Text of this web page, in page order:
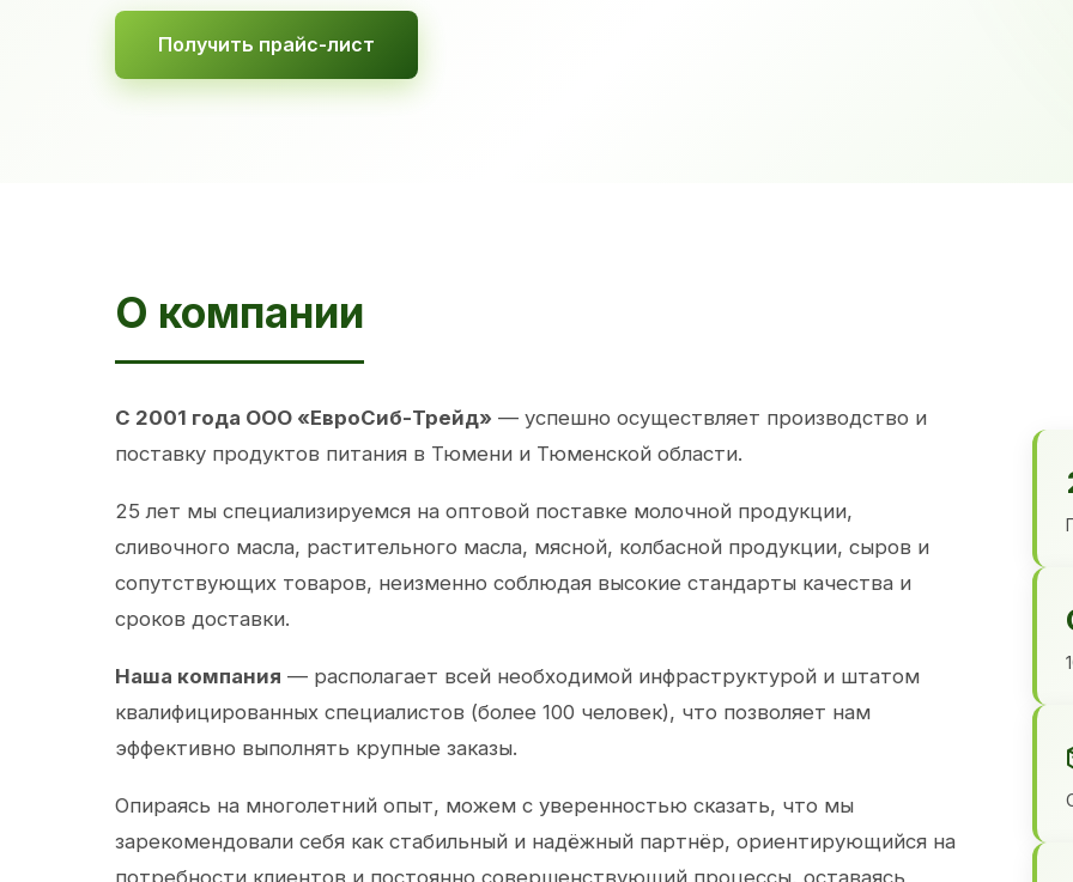
Получить прайс-лист
О компании
С 2001 года ООО «ЕвроСиб-Трейд» — успешно осуществляет производство и
поставку продуктов питания в Тюмени и Тюменской области.
25 лет мы специализируемся на оптовой поставке молочной продукции,
сливочного масла, растительного масла, мясной, колбасной продукции, сыров и
сопутствующих товаров, неизменно соблюдая высокие стандарты качества и
сроков доставки.
Наша компания — располагает всей необходимой инфраструктурой и штатом
квалифицированных специалистов (более 100 человек), что позволяет нам
эффективно выполнять крупные заказы.
Опираясь на многолетний опыт, можем с уверенностью сказать, что мы
зарекомендовали себя как стабильный и надёжный партнёр, ориентирующийся на
потребности клиентов и постоянно совершенствующий процессы, оставаясь